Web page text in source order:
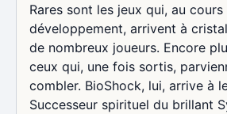
Rares sont les jeux qui, au
développement, arrivent à
de nombreux joueurs. Encore
ceux qui, une fois sortis,
combler. BioShock, lui, arrive à
Successeur spirituel du brillant